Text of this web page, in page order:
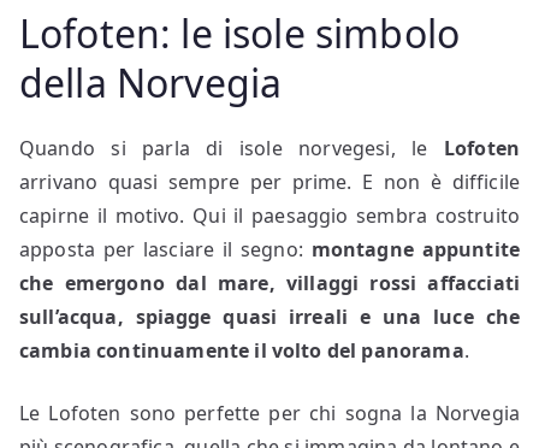
Lofoten: le isole simbolo
della Norvegia
Quando si parla di isole norvegesi, le Lofoten
arrivano quasi sempre per prime. E non è difficile
capirne il motivo. Qui il paesaggio sembra costruito
apposta per lasciare il segno: montagne appuntite
che emergono dal mare, villaggi rossi affacciati
sull’acqua, spiagge quasi irreali e una luce che
cambia continuamente il volto del panorama.
Le Lofoten sono perfette per chi sogna la Norvegia